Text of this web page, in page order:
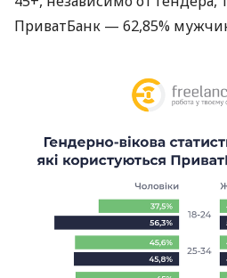
ПриватБанк — 62,85%